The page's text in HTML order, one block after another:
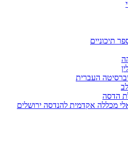
תיכוניים
העברית
הדסה
מכללה אקדמית להנדסה ירושלים